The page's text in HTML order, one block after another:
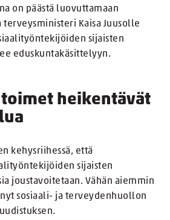
on päästä luovuttamaan
terveysministeri Kaisa Juusolle
sijaisten
eduskuntakäsittelyyn.
heikentävät
kehysriihessä, että
sijaisten
joustavoitetaan. Vähän aiemmin
sosiaali- ja terveydenhuollon